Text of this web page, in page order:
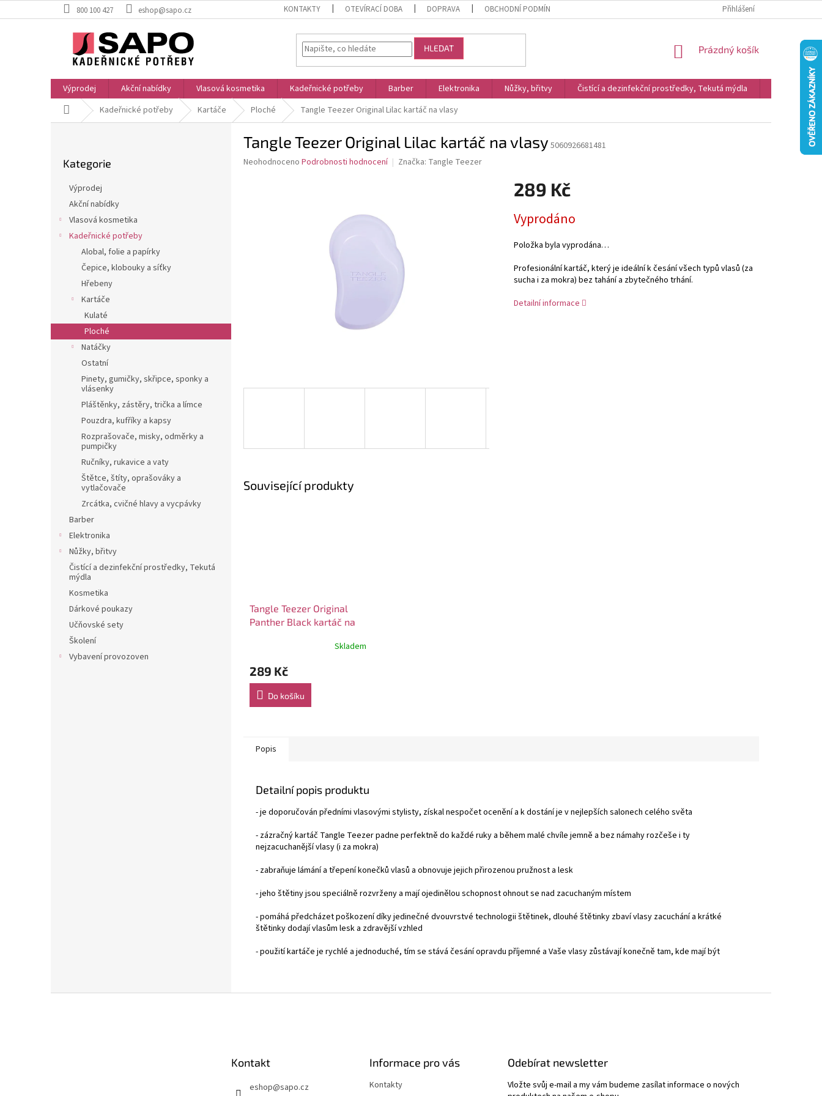
na
800 100 427 eshop@sapo.cz KONTAKTY OTEVÍRACÍ DOBA DOPRAVA OBCHODNÍ PODMÍNKY PODMÍNKY OCHRANY OSOBNÍCH ÚDAJŮ A COOKIES
Přihlášení
HLEDAT
NÁKUPNÍ
Prázdný košík
Výprodej Akční nabídky Vlasová kosmetika Kadeřnické potřeby Barber Elektronika Nůžky, břitvy Čistící a dezinfekční prostředky, Tekutá mýdla
Kosmetika
Domů Kadeřnické potřeby Kartáče Ploché Tangle Teezer Original Lilac kartáč na vlasy
kategorie
Kategorie
Výprodej
Akční nabídky
Vlasová kosmetika
Kadeřnické potřeby
Alobal, folie a papírky
Čepice, klobouky a síťky
Hřebeny
Kartáče
Kulaté
Ploché
Natáčky
Ostatní
Pinety, gumičky, skřipce, sponky a
vlásenky
Pláštěnky, zástěry, trička a límce
Pouzdra, kufříky a kapsy
Rozprašovače, misky, odměrky a
pumpičky
Ručníky, rukavice a vaty
Štětce, štíty, oprašováky a
vytlačovače
Zrcátka, cvičné hlavy a vycpávky
Barber
Elektronika
Nůžky, břitvy
Čistící a dezinfekční prostředky, Tekutá
mýdla
Kosmetika
Dárkové poukazy
Učňovské sety
Školení
Vybavení provozoven
Tangle Teezer Original Lilac kartáč na vlasy 5060926681481
Průměrné
Neohodnoceno Podrobnosti hodnocení Značka: Tangle Teezer
289 Kč
cena:
Vyprodáno
Položka byla vyprodána…
Profesionální kartáč, který je ideální k česání všech typů vlasů (za
sucha i za mokra) bez tahání a zbytečného trhání.
Detailní informace
Související produkty
Tangle Teezer Original
Panther Black kartáč na
Skladem
289 Kč
Do košíku
Popis
Detailní popis produktu
- je doporučován předními vlasovými stylisty, získal nespočet ocenění a k dostání je v nejlepších salonech celého světa
- zázračný kartáč Tangle Teezer padne perfektně do každé ruky a během malé chvíle jemně a bez námahy rozčeše i ty
nejzacuchanější vlasy (i za mokra)
- zabraňuje lámání a třepení konečků vlasů a obnovuje jejich přirozenou pružnost a lesk
- jeho štětiny jsou speciálně rozvrženy a mají ojedinělou schopnost ohnout se nad zacuchaným místem
- pomáhá předcházet poškození díky jedinečné dvouvrstvé technologii štětinek, dlouhé štětinky zbaví vlasy zacuchání a krátké
štětinky dodají vlasům lesk a zdravější vzhled
- použití kartáče je rychlé a jednoduché, tím se stává česání opravdu příjemné a Vaše vlasy zůstávají konečně tam, kde mají být
Kontakt
eshop@sapo.cz
Informace pro vás
Kontakty
Odebírat newsletter
Vložte svůj e-mail a my vám budeme zasílat informace o nových